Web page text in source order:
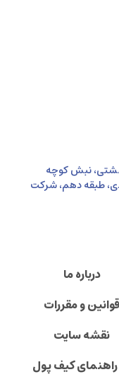
نبش کوچه
مالی دی، طبقه دهم، شرکت
درباره ما
قوانین و مقررات
نقشه سایت
کیف پول